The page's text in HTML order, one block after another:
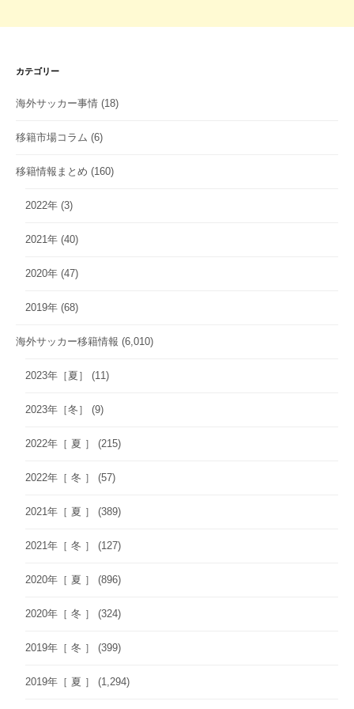
カテゴリー
海外サッカー事情 (18)
移籍市場コラム (6)
移籍情報まとめ (160)
2022年 (3)
2021年 (40)
2020年 (47)
2019年 (68)
海外サッカー移籍情報 (6,010)
2023年［夏］ (11)
2023年［冬］ (9)
2022年［ 夏 ］ (215)
2022年［ 冬 ］ (57)
2021年［ 夏 ］ (389)
2021年［ 冬 ］ (127)
2020年［ 夏 ］ (896)
2020年［ 冬 ］ (324)
2019年［ 冬 ］ (399)
2019年［ 夏 ］ (1,294)